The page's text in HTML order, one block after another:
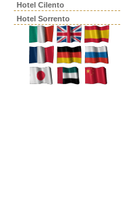
Hotel Cilento
Hotel Sorrento